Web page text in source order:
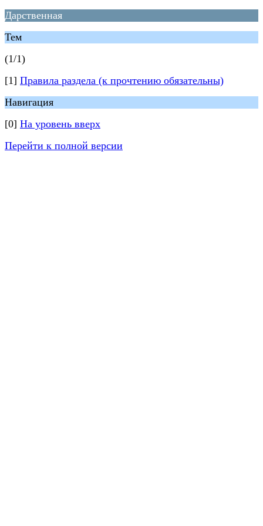
Дарственная
Тем
(1/1)
[1] Правила раздела (к прочтению обязательны)
Навигация
[0] На уровень вверх
Перейти к полной версии